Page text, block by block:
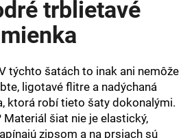
trblietavé
týchto šatách to inak ani nemôže
ligotavé flitre a nadýchaná
ktorá robí tieto šaty dokonalými.
Materiál šiat nie je elastický,
zipsom a na prsiach sú